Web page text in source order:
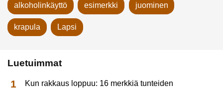
alkoholinkäyttö esimerkki juominen
krapula Lapsi
Luetuimmat
Kun rakkaus loppuu: 16 merkkiä tunteiden